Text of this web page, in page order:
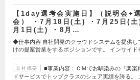
【1day選考会実施日】（説明会+
会） ・7月18日(土) ・7月25日(
月1日(土) ・8月…
◆仕事内容 自社開発のクラウドシステムを提供し
けの提案営業をするポジションです。 インサイド
会社概要
■事業内容：ＣＭでお馴染みの『楽楽
ドサービスでトップクラスのシェア実績を誇る。